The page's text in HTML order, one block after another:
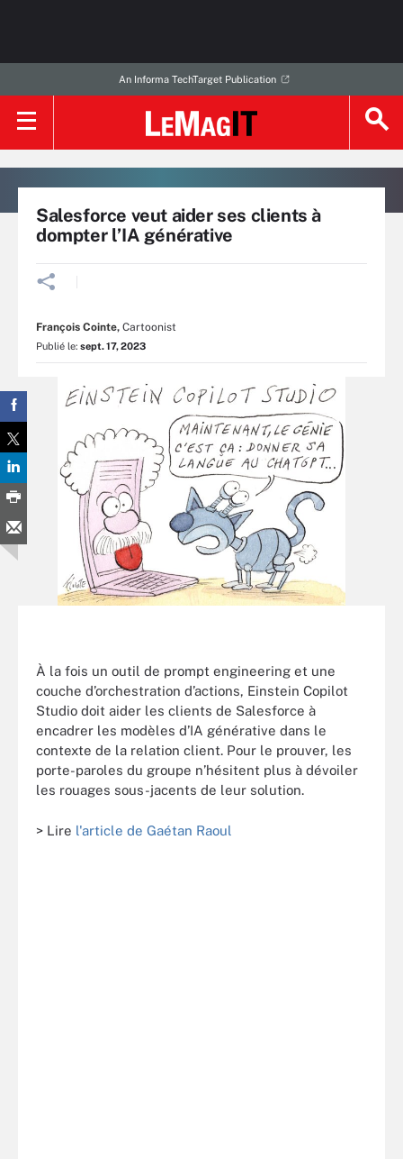
An Informa TechTarget Publication
Salesforce veut aider ses clients à
dompter l’IA générative
François Cointe, Cartoonist
Publié le: sept. 17, 2023
À la fois un outil de prompt engineering et une
couche d’orchestration d’actions, Einstein Copilot
Studio doit aider les clients de Salesforce à
encadrer les modèles d’IA générative dans le
contexte de la relation client. Pour le prouver, les
porte-paroles du groupe n’hésitent plus à dévoiler
les rouages sous-jacents de leur solution.
> Lire l'article de Gaétan Raoul